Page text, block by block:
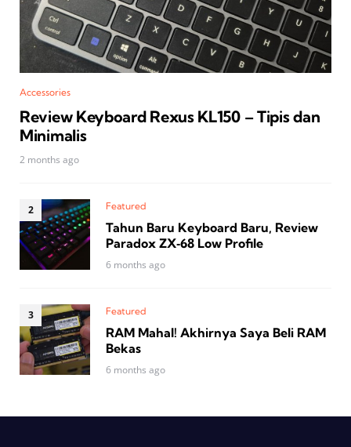
Accessories
Review Keyboard Rexus KL150 – Tipis dan
Minimalis
2 months ago
Featured
Tahun Baru Keyboard Baru, Review
Paradox ZX‑68 Low Profile
6 months ago
Featured
RAM Mahal! Akhirnya Saya Beli RAM
Bekas
6 months ago